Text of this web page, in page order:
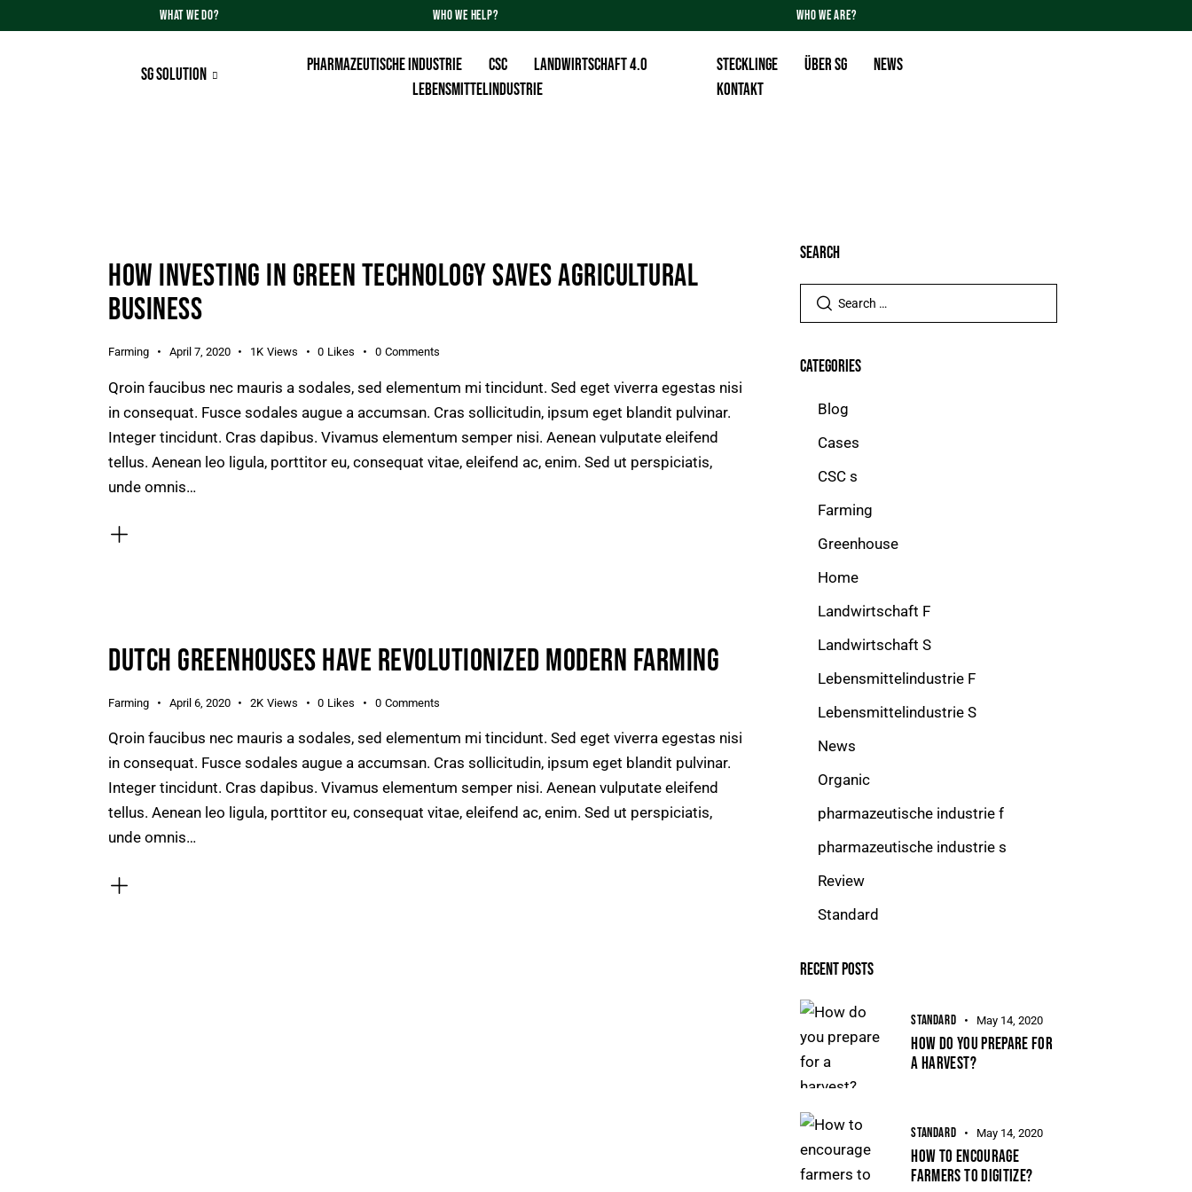
WHAT WE DO? WHO WE HELP? WHO WE ARE?
SG SOLUTION PHARMAZEUTISCHE INDUSTRIE CSC
Landwirtschaft 4.0
Lebensmittelindustrie
Stecklinge Über SG
News
KONTAKT
HOW INVESTING IN GREEN TECHNOLOGY SAVES AGRICULTURAL
BUSINESS
Farming April 7, 2020 1K Views 0 Likes 0 Comments
Qroin faucibus nec mauris a sodales, sed elementum mi tincidunt. Sed eget viverra egestas nisi
in consequat. Fusce sodales augue a accumsan. Cras sollicitudin, ipsum eget blandit pulvinar.
Integer tincidunt. Cras dapibus. Vivamus elementum semper nisi. Aenean vulputate eleifend
tellus. Aenean leo ligula, porttitor eu, consequat vitae, eleifend ac, enim. Sed ut perspiciatis,
unde omnis…
DUTCH GREENHOUSES HAVE REVOLUTIONIZED MODERN FARMING
Farming April 6, 2020 2K Views 0 Likes 0 Comments
Qroin faucibus nec mauris a sodales, sed elementum mi tincidunt. Sed eget viverra egestas nisi
in consequat. Fusce sodales augue a accumsan. Cras sollicitudin, ipsum eget blandit pulvinar.
Integer tincidunt. Cras dapibus. Vivamus elementum semper nisi. Aenean vulputate eleifend
tellus. Aenean leo ligula, porttitor eu, consequat vitae, eleifend ac, enim. Sed ut perspiciatis,
unde omnis…
SEARCH
CATEGORIES
Blog
Cases
CSC s
Farming
Greenhouse
Home
Landwirtschaft F
Landwirtschaft S
Lebensmittelindustrie F
Lebensmittelindustrie S
News
Organic
pharmazeutische industrie f
pharmazeutische industrie s
Review
Standard
RECENT POSTS
STANDARD May 14, 2020
HOW DO YOU PREPARE FOR
A HARVEST?
STANDARD May 14, 2020
HOW TO ENCOURAGE
FARMERS TO DIGITIZE?